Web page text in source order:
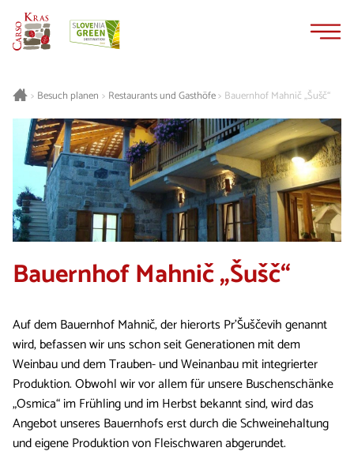
> Besuch planen > Restaurants und Gasthöfe> Bauernhof Mahnič „Šušč“
Bauernhof Mahnič „Šušč“
Auf dem Bauernhof Mahnič, der hierorts Pr'Šuščevih genannt
wird, befassen wir uns schon seit Generationen mit dem
Weinbau und dem Trauben- und Weinanbau mit integrierter
Produktion. Obwohl wir vor allem für unsere Buschenschänke
„Osmica“ im Frühling und im Herbst bekannt sind, wird das
Angebot unseres Bauernhofs erst durch die Schweinehaltung
und eigene Produktion von Fleischwaren abgerundet.